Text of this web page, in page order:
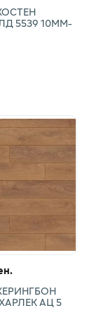
5539 10ММ-
АЦ 5